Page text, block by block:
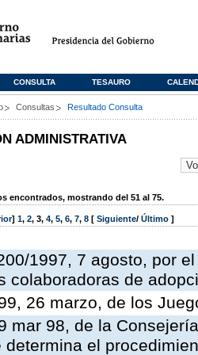
CONSULTA TESAURO
Consultas Resultado Consulta
ADMINISTRATIVA
encontrados, mostrando del 51 al 75.
] 1, 2, 3, 4, 5, 6, 7, 8 [ Siguiente/ Último ]
1997, 7 agosto, por
colaboradoras de
26 marzo, de los
mar 98, de la
determina el